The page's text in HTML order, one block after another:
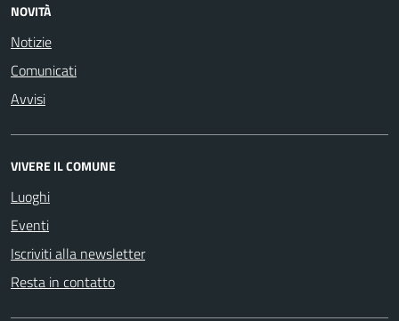
NOVITÀ
Notizie
Comunicati
Avvisi
VIVERE IL COMUNE
Luoghi
Eventi
Iscriviti alla newsletter
Resta in contatto